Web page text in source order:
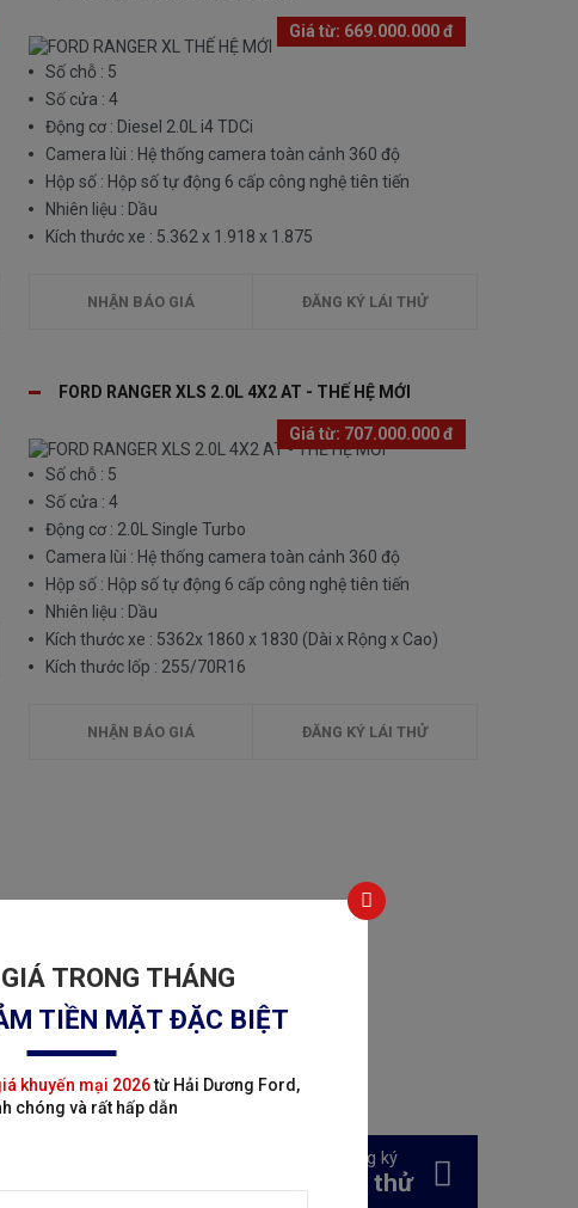
Giá từ: 669.000.000 đ
Số chỗ : 5
Số cửa : 4
Động cơ : Diesel 2.0L i4 TDCi
Camera lùi : Hệ thống camera toàn cảnh 360 độ
Hộp số : Hộp số tự động 6 cấp công nghệ tiên tiến
Nhiên liệu : Dầu
Kích thước xe : 5.362 x 1.918 x 1.875
NHẬN BÁO GIÁ ĐĂNG KÝ LÁI THỬ
FORD RANGER XLS 2.0L 4X2 AT - THẾ HỆ MỚI
Giá từ: 707.000.000 đ
Số chỗ : 5
Số cửa : 4
Động cơ : 2.0L Single Turbo
Camera lùi : Hệ thống camera toàn cảnh 360 độ
Hộp số : Hộp số tự động 6 cấp công nghệ tiên tiến
Nhiên liệu : Dầu
Kích thước xe : 5362x 1860 x 1830 (Dài x Rộng x Cao)
Kích thước lốp : 255/70R16
NHẬN BÁO GIÁ ĐĂNG KÝ LÁI THỬ
Đăng ký
Lái thử
TRONG THÁNG
TIỀN MẶT ĐẶC BIỆT
khuyến mại 2026từ Hải Dương Ford,
chóng và rất hấp dẫn